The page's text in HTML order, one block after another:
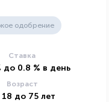
одобрение
Ставка
до 0.8 % в день
Возраст
18 до 75 лет